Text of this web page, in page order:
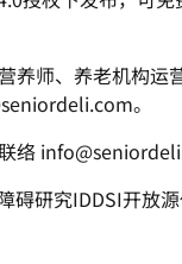
养师、养老机构运
。
络
碍研究IDDSI开放